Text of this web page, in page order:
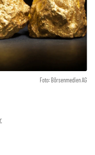
Foto: Börsenmedien AG